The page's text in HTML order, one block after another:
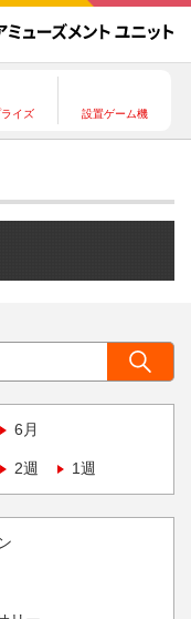
イズ 設置ゲーム機
6月
2週 1週